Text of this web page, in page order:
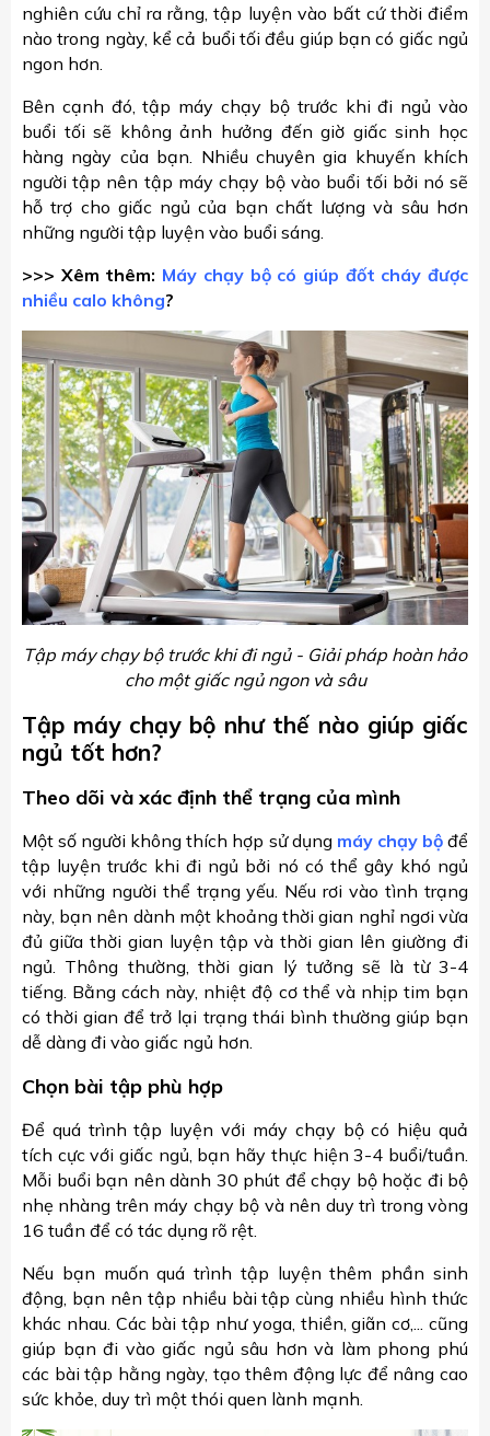
nghiên cứu chỉ ra rằng, tập luyện vào bất cứ thời điểm
nào trong ngày, kể cả buổi tối đều giúp bạn có giấc ngủ
ngon hơn.
Bên cạnh đó, tập máy chạy bộ trước khi đi ngủ vào
buổi tối sẽ không ảnh hưởng đến giờ giấc sinh học
hàng ngày của bạn. Nhiều chuyên gia khuyến khích
người tập nên tập máy chạy bộ vào buổi tối bởi nó sẽ
hỗ trợ cho giấc ngủ của bạn chất lượng và sâu hơn
những người tập luyện vào buổi sáng.
>>> Xêm thêm: Máy chạy bộ có giúp đốt cháy được
nhiều calo không?
Tập máy chạy bộ trước khi đi ngủ - Giải pháp hoàn hảo
cho một giấc ngủ ngon và sâu
Tập máy chạy bộ như thế nào giúp giấc
ngủ tốt hơn?
Theo dõi và xác định thể trạng của mình
Một số người không thích hợp sử dụng máy chạy bộđể
tập luyện trước khi đi ngủ bởi nó có thể gây khó ngủ
với những người thể trạng yếu. Nếu rơi vào tình trạng
này, bạn nên dành một khoảng thời gian nghỉ ngơi vừa
đủ giữa thời gian luyện tập và thời gian lên giường đi
ngủ. Thông thường, thời gian lý tưởng sẽ là từ 3-4
tiếng. Bằng cách này, nhiệt độ cơ thể và nhịp tim bạn
có thời gian để trở lại trạng thái bình thường giúp bạn
dễ dàng đi vào giấc ngủ hơn.
Chọn bài tập phù hợp
Để quá trình tập luyện với máy chạy bộ có hiệu quả
tích cực với giấc ngủ, bạn hãy thực hiện 3-4 buổi/tuần.
Mỗi buổi bạn nên dành 30 phút để chạy bộ hoặc đi bộ
nhẹ nhàng trên máy chạy bộ và nên duy trì trong vòng
16 tuần để có tác dụng rõ rệt.
Nếu bạn muốn quá trình tập luyện thêm phần sinh
động, bạn nên tập nhiều bài tập cùng nhiều hình thức
khác nhau. Các bài tập như yoga, thiền, giãn cơ,... cũng
giúp bạn đi vào giấc ngủ sâu hơn và làm phong phú
các bài tập hằng ngày, tạo thêm động lực để nâng cao
sức khỏe, duy trì một thói quen lành mạnh.